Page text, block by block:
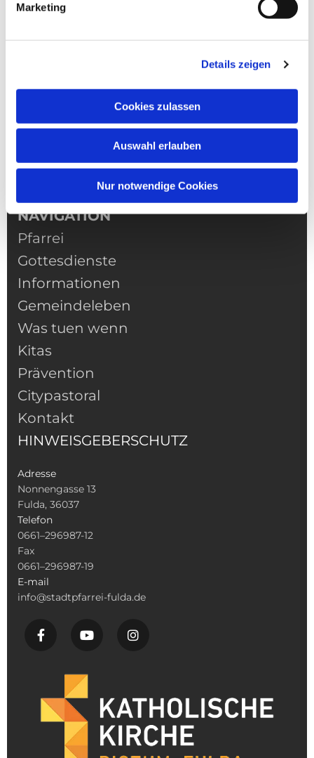
Marketing
Details zeigen
Cookies zulassen
Auswahl erlauben
Nur notwendige Cookies
NAVIGATION
Pfarrei
Gottesdienste
Informationen
Gemeindeleben
Was tuen wenn
Kitas
Prävention
Citypastoral
Kontakt
HINWEISGEBERSCHUTZ
Adresse
Nonnengasse 13
Fulda, 36037
Telefon
0661–296987-12
Fax
0661–296987-19
E-mail
info@stadtpfarrei-fulda.de